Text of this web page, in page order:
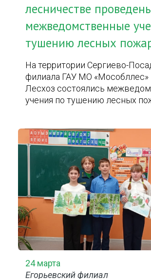
лесничестве
межведомственные
тушению лесных
На территории Сергиево-
филиала ГАУ МО «Мособллес»
Лесхоз состоялись
учения по тушению лесных
24 марта
Егорьевский филиал